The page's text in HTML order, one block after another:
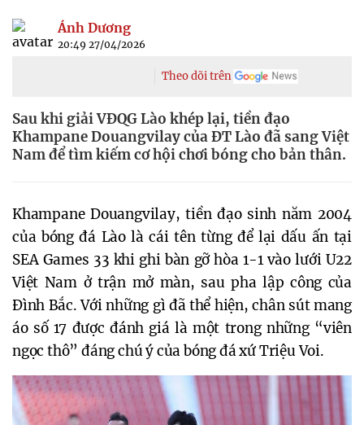
Ánh Dương
20:49 27/04/2026
Theo dõi trên
Sau khi giải VĐQG Lào khép lại, tiền đạo
Khampane Douangvilay của ĐT Lào đã sang Việt
Nam để tìm kiếm cơ hội chơi bóng cho bản thân.
Khampane Douangvilay, tiền đạo sinh năm 2004
của bóng đá Lào là cái tên từng để lại dấu ấn tại
SEA Games 33 khi ghi bàn gỡ hòa 1-1 vào lưới U22
Việt Nam ở trận mở màn, sau pha lập công của
Đình Bắc. Với những gì đã thể hiện, chân sút mang
áo số 17 được đánh giá là một trong những “viên
ngọc thô” đáng chú ý của bóng đá xứ Triệu Voi.